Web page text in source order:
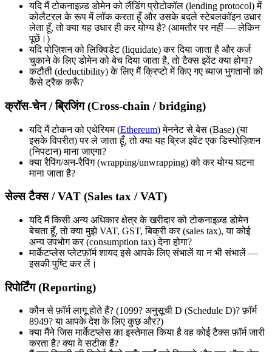
यदि मैं टोकनाइज़्ड डोमेन को लैंडिंग प्रोटोकॉल (lending protocol) में
कोलैटरल के रूप में लॉक करता हूँ और उसके बदले स्टेबलकॉइन उधार
लेता हूँ, तो क्या यह उधार ही कर योग्य है? (आमतौर पर नहीं — लेकिन
पूछें।)
यदि पोज़िशन को लिक्विडेट (liquidate) कर दिया जाता है और कर्ज
चुकाने के लिए डोमेन को बेच दिया जाता है, तो टैक्स इवेंट क्या होगा?
कटौती (deductibility) के लिए मैं क्रिप्टो में किए गए ब्याज भुगतानों को
कैसे ट्रैक करूँ?
क्रॉस-चेन / ब्रिजिंग (Cross-chain / bridging)
यदि मैं टोकन को एथेरियम (Ethereum) मेननेट से बेस (Base) (या
इसके विपरीत) पर ले जाता हूँ, तो क्या यह ब्रिज इवेंट एक डिस्पोज़िशन
(निपटान) माना जाएगा?
क्या रैपिंग/अन-रैपिंग (wrapping/unwrapping) को कर योग्य घटना
माना जाता है?
सेल्स टैक्स / VAT (Sales tax / VAT)
यदि मैं किसी अन्य अधिकार क्षेत्र के खरीदार को टोकनाइज़्ड डोमेन
बेचता हूँ, तो क्या मुझे VAT, GST, बिक्री कर (sales tax), या कोई
अन्य उपभोग कर (consumption tax) देना होगा?
मार्केटप्लेस प्लेटफ़ॉर्म शायद इसे आपके लिए संभालें या न भी संभालें —
इसकी पुष्टि कर लें।
रिपोर्टिंग (Reporting)
कौन से फ़ॉर्म लागू होते हैं? (1099? अनुसूची D (Schedule D)? फ़ॉर्म
8949? या आपके देश के लिए कुछ और?)
क्या मैंने जिस मार्केटप्लेस का इस्तेमाल किया है वह कोई टैक्स फ़ॉर्म जारी
करता है? क्या वे सटीक हैं?